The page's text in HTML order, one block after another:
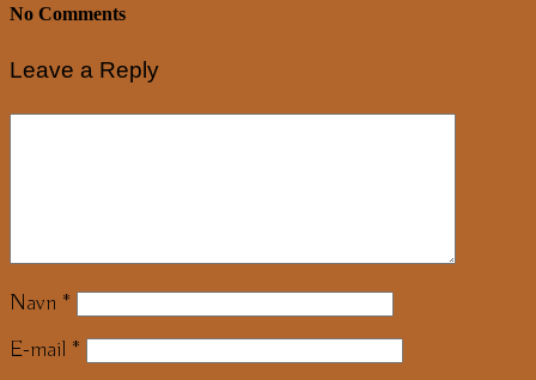
No Comments
Leave a Reply
Navn *
E-mail *